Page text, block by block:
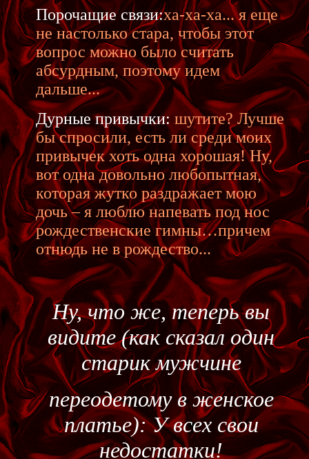
Порочащие связи:ха-ха-ха... я еще
не настолько стара, чтобы этот
вопрос можно было считать
абсурдным, поэтому идем
дальше...
Дурные привычки: шутите? Лучше
бы спросили, есть ли среди моих
привычек хоть одна хорошая! Ну,
вот одна довольно любопытная,
которая жутко раздражает мою
дочь – я люблю напевать под нос
рождественские гимны…причем
отнюдь не в рождество...
Ну, что же, теперь вы
видите (как сказал один
старик мужчине
переодетому в женское
платье): У всех свои
недостатки!